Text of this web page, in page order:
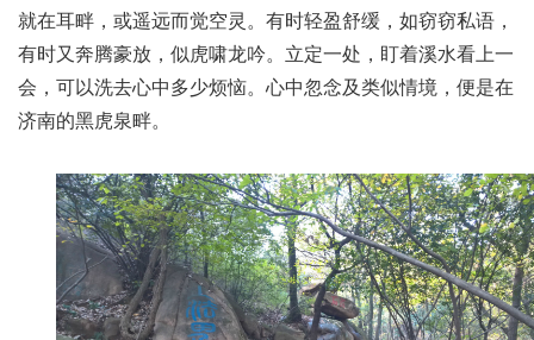
就在耳畔，或遥远而觉空灵。有时轻盈舒缓，如窃窃私语，
有时又奔腾豪放，似虎啸龙吟。立定一处，盯着溪水看上一
会，可以洗去心中多少烦恼。心中忽念及类似情境，便是在
济南的黑虎泉畔。